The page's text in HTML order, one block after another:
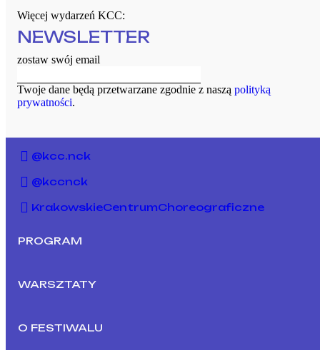
Więcej wydarzeń KCC:
NEWSLETTER
zostaw swój email
Twoje dane będą przetwarzane zgodnie z naszą polityką
prywatności.
PROGRAM
WARSZTATY
O FESTIWALU
@kcc.nck
@kccnck
KrakowskieCentrumChoreograficzne